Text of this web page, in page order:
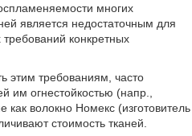
многих
является недостаточным для
конкретных
этим требованиям, часто
им огнестойкостью (напр.,
волокно Номекс (изготовитель
стоимость тканей.